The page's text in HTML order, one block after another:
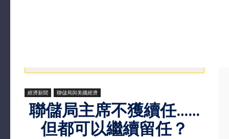
經濟新聞 聯儲局與美國經濟
聯儲局主席不獲續任……
但都可以繼續留任？